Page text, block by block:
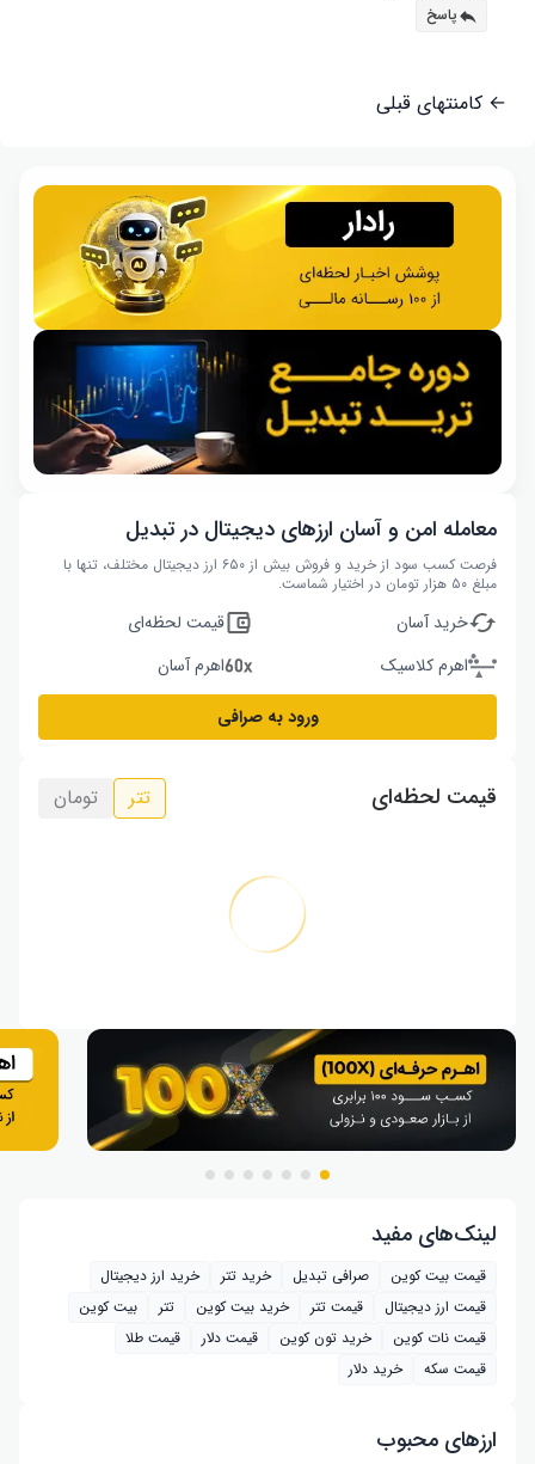
پاسخ
← کامنتهای قبلی
معامله امن و آسان ارزهای دیجیتال در تبدیل
فرصت کسب سود از خرید و فروش بیش از ۶۵۰ ارز دیجیتال مختلف، تنها با
مبلغ ۵۰ هزار تومان در اختیار شماست.
خرید آسان
قیمت لحظه‌ای
اهرم کلاسیک
اهرم آسان
ورود به صرافی
قیمت لحظه‌ای تتر تومان
لینک‌های مفید
قیمت بیت کوین صرافی تبدیل خرید تتر
خرید ارز دیجیتال
قیمت ارز دیجیتال
قیمت تتر خرید بیت‌ کوین تتر
بیت کوین
قیمت نات کوین
خرید تون کوین قیمت دلار
قیمت طلا
قیمت سکه
خرید دلار
ارز‌های محبوب